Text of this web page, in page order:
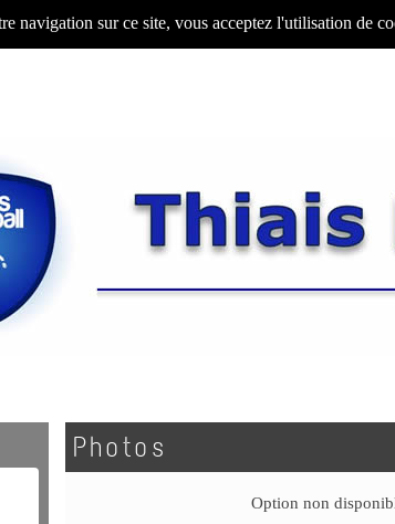
navigation sur ce site, vous acceptez l'utilisation de
Photos
Option non